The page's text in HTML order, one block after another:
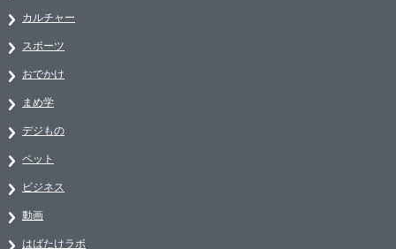
カルチャー
スポーツ
おでかけ
まめ学
デジもの
ペット
ビジネス
動画
はばたけラボ